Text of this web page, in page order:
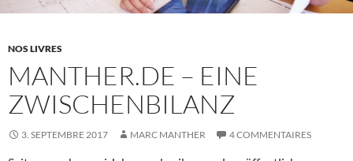
NOS LIVRES
MANTHER.DE – EINE
ZWISCHENBILANZ
3. SEPTEMBRE 2017 MARC MANTHER 4 COMMENTAIRES